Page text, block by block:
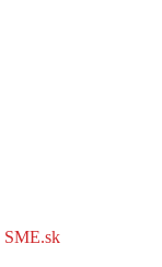
SME.sk